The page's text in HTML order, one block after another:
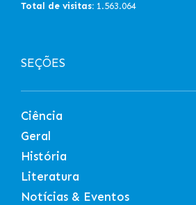
Total de visitas: 1.563.064
SEÇÕES
Ciência
Geral
História
Literatura
Notícias & Eventos